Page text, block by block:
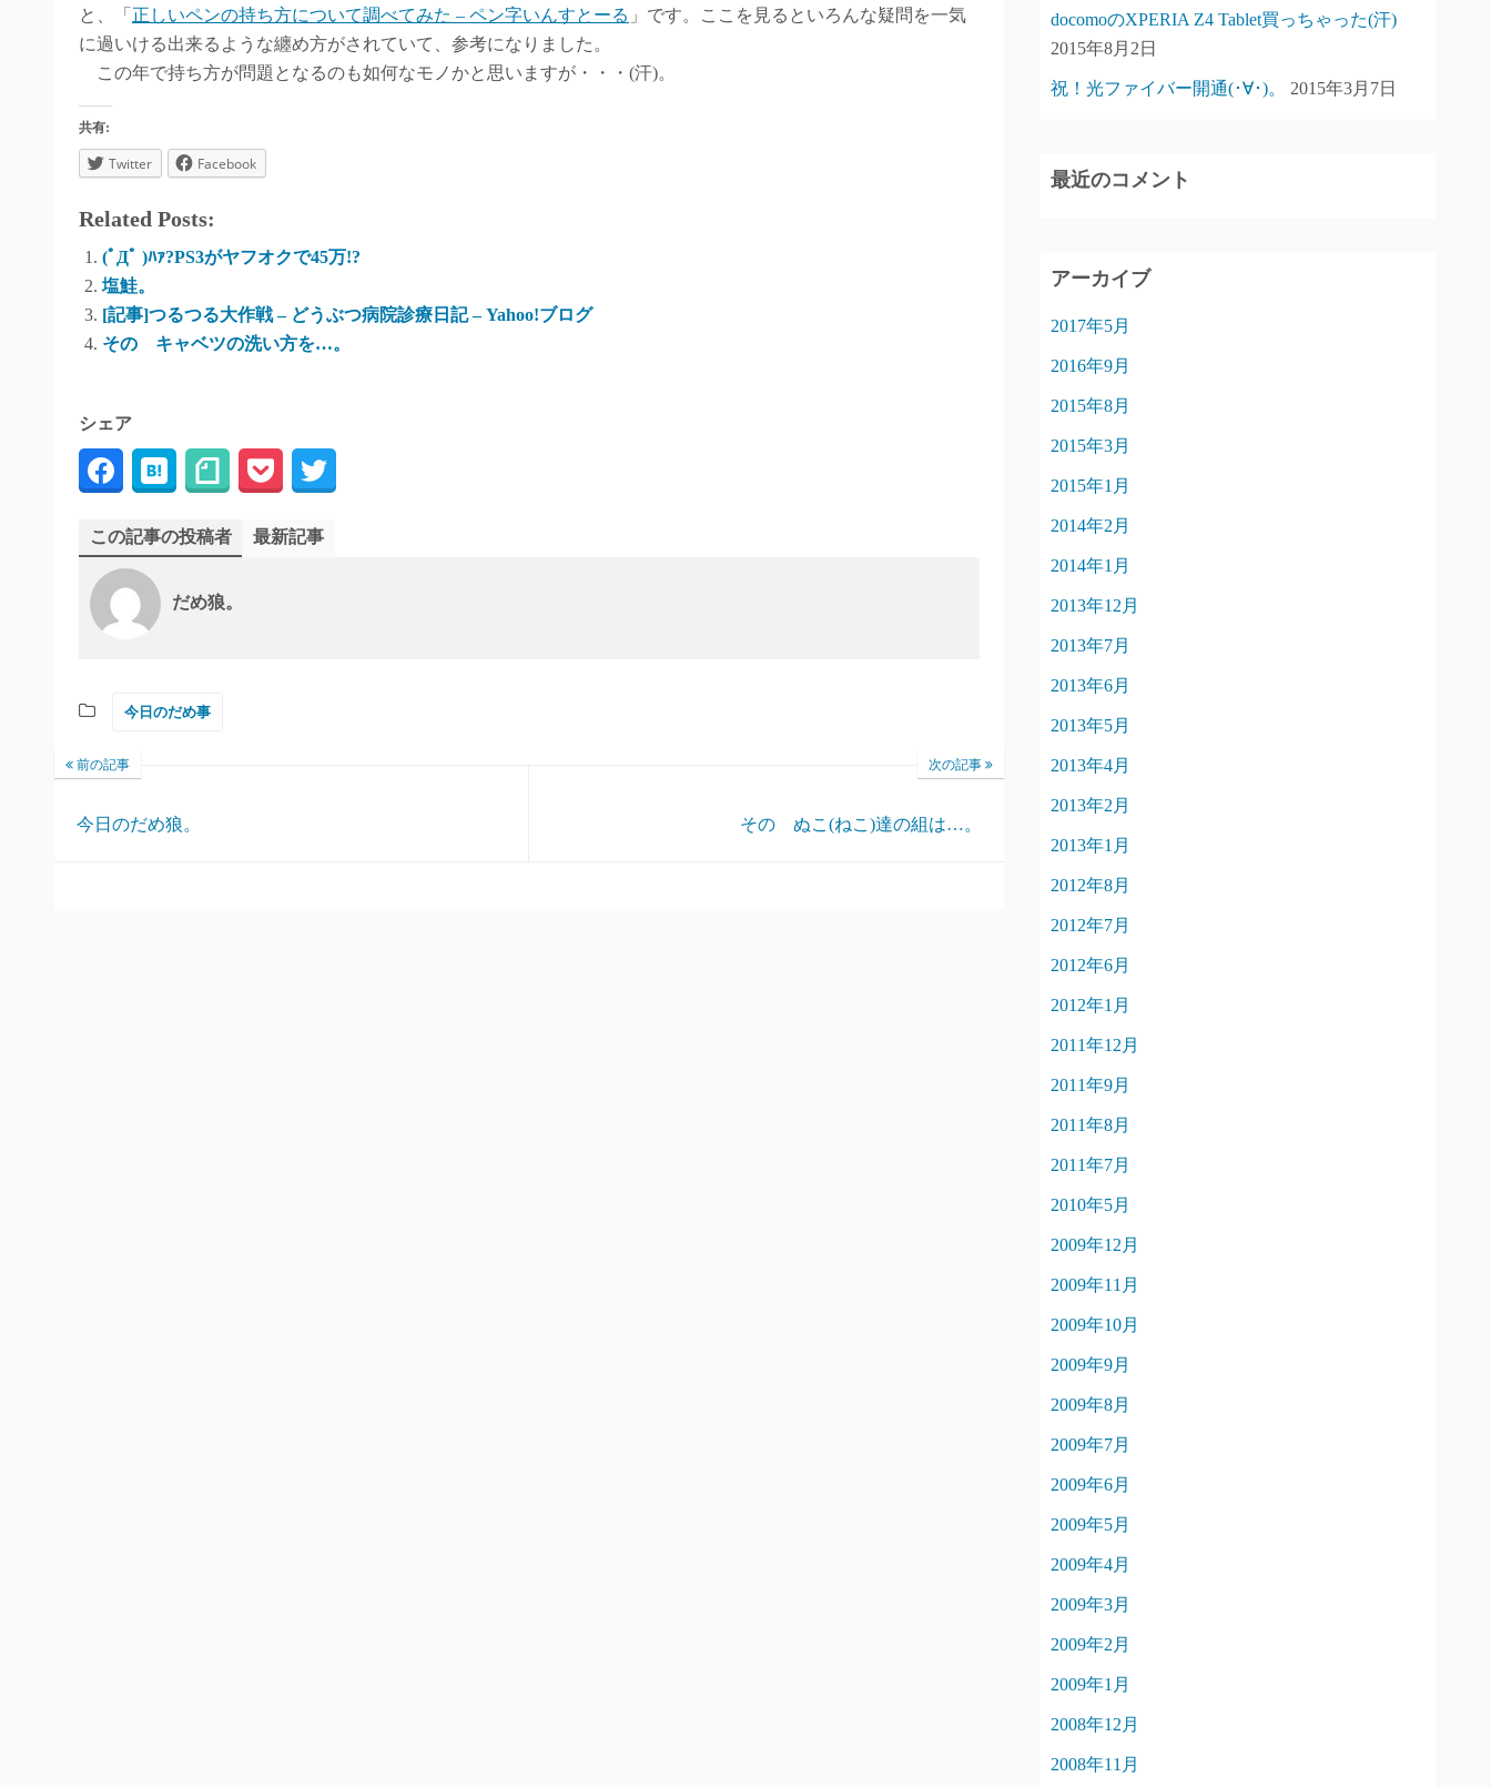
と、「 正しいペンの持ち方について調べてみた – ペン字いんすとーる 」です。ここを見るといろんな疑問を一気
に過いける出来るような纏め方がされていて、参考になりました。
この年で持ち方が問題となるのも如何なモノかと思いますが・・・(汗)。
共有:
Twitter Facebook
Related Posts:
(ﾟДﾟ )ﾊｧ?PS3がヤフオクで45万!?
塩鮭。
[記事]つるつる大作戦 – どうぶつ病院診療日記 – Yahoo!ブログ
その キャベツの洗い方を…。
シェア
この記事の投稿者 最新記事
だめ狼。
今日のだめ事
前の記事
今日のだめ狼。
次の記事
その ぬこ(ねこ)達の組は…。
docomoのXPERIA Z4 Tablet買っちゃった(汗)
2015年8月2日
祝！光ファイバー開通(･∀･)。 2015年3月7日
最近のコメント
アーカイブ
2017年5月
2016年9月
2015年8月
2015年3月
2015年1月
2014年2月
2014年1月
2013年12月
2013年7月
2013年6月
2013年5月
2013年4月
2013年2月
2013年1月
2012年8月
2012年7月
2012年6月
2012年1月
2011年12月
2011年9月
2011年8月
2011年7月
2010年5月
2009年12月
2009年11月
2009年10月
2009年9月
2009年8月
2009年7月
2009年6月
2009年5月
2009年4月
2009年3月
2009年2月
2009年1月
2008年12月
2008年11月